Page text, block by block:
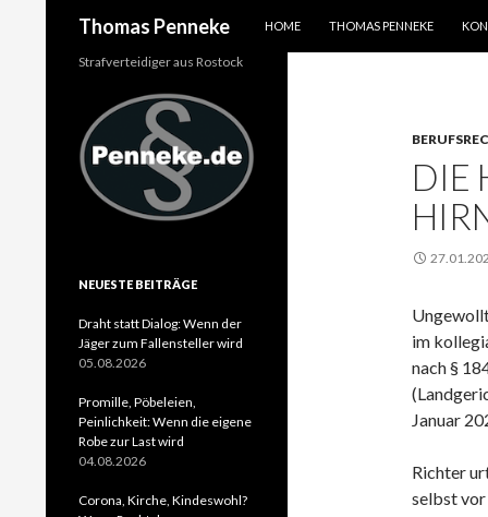
Thomas Penneke
HOME
THOMAS PENNEKE
DIE
im
nach §
Januar
Richter
selbst
Strafverteidiger aus Rostock
NEUESTE BEITRÄGE
Draht statt Dialog: Wenn der
Jäger zum Fallensteller wird
05.08.2026
Promille, Pöbeleien,
Peinlichkeit: Wenn die eigene
Robe zur Last wird
04.08.2026
Corona, Kirche, Kindeswohl?